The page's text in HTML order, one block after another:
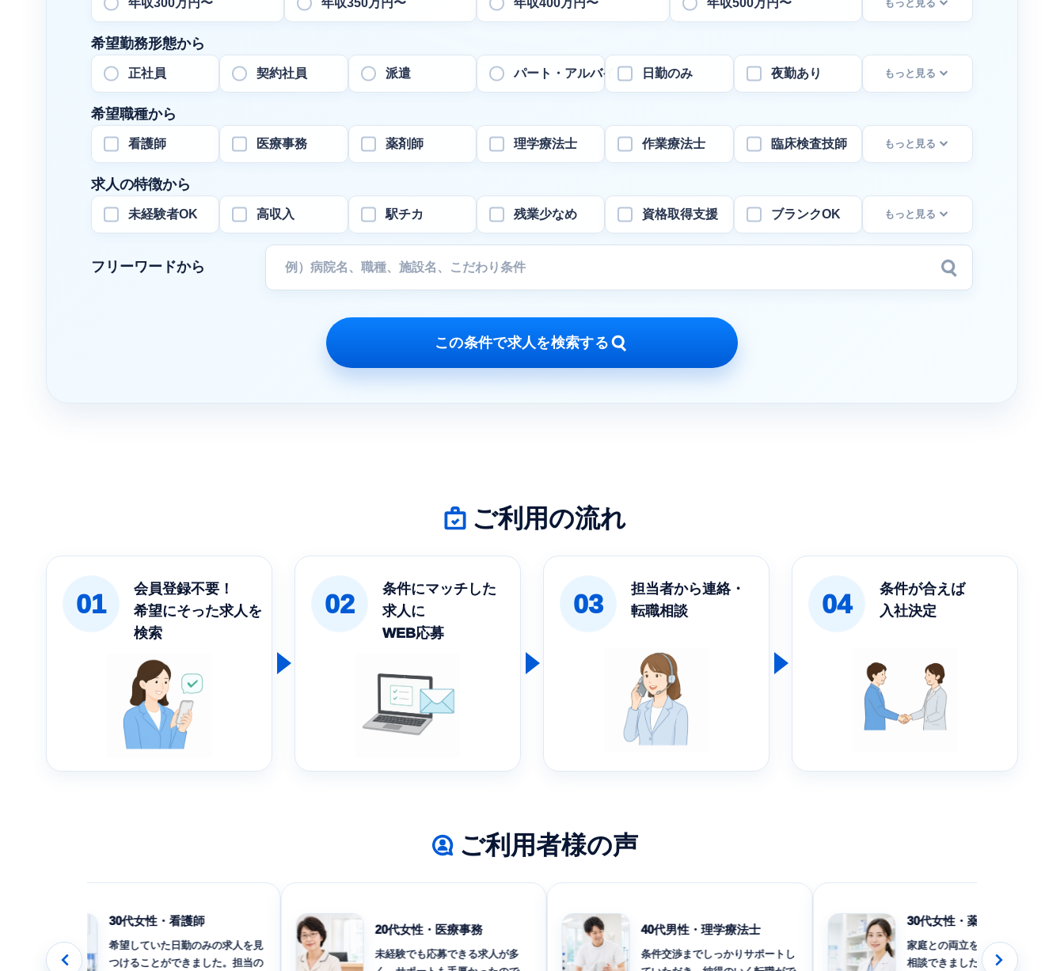
もっと見る
希望勤務形態から
正社員 契約社員 派遣 パート・アルバイト 日勤のみ 夜勤あり もっと見る
希望職種から
看護師 医療事務 薬剤師 理学療法士 作業療法士 臨床検査技師 もっと見る
求人の特徴から
未経験者OK 高収入 駅チカ 残業少なめ 資格取得支援 ブランクOK もっと見る
フリーワードから
この条件で求人を検索する
ご利用の流れ
01
会員登録不要！
希望にそった求人を
検索
02
条件にマッチした
求人に
WEB応募
03
担当者から連絡・
転職相談
04
条件が合えば
入社決定
ご利用者様の声
30代女性・看護師
希望していた日勤のみの求人を見
つけることができました。担当の
20代女性・医療事務
未経験でも応募できる求人が多
40代男性・理学療法士
条件交渉までしっかりサポートし
30代女性・薬剤師
家庭との両立を考えた勤務条件で
相談できました。求人票だけでは